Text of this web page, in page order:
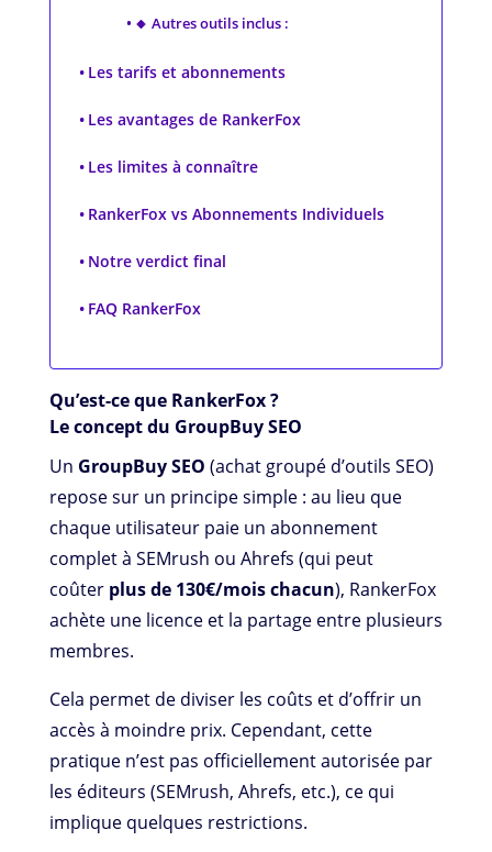
🔸 Autres outils inclus :
Les tarifs et abonnements
Les avantages de RankerFox
Les limites à connaître
RankerFox vs Abonnements Individuels
Notre verdict final
FAQ RankerFox
Qu’est-ce que RankerFox ?
Le concept du GroupBuy SEO
Un GroupBuy SEO (achat groupé d’outils SEO)
repose sur un principe simple : au lieu que
chaque utilisateur paie un abonnement
complet à SEMrush ou Ahrefs (qui peut
coûter plus de 130€/mois chacun), RankerFox
achète une licence et la partage entre plusieurs
membres.
Cela permet de diviser les coûts et d’offrir un
accès à moindre prix. Cependant, cette
pratique n’est pas officiellement autorisée par
les éditeurs (SEMrush, Ahrefs, etc.), ce qui
implique quelques restrictions.